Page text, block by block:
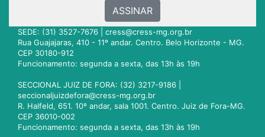
ASSINAR
SEDE: (31) 3527-7676 | cress@cress-mg.org.br
Rua Guajajaras, 410 - 11º andar. Centro. Belo Horizonte - MG.
CEP 30180-912
Funcionamento: segunda a sexta, das 13h às 19h
SECCIONAL JUIZ DE FORA: (32) 3217-9186 |
seccionaljuizdefora@cress-mg.org.br
R. Halfeld, 651. 10º andar, sala 1001. Centro. Juiz de Fora-MG.
CEP 36010-002
Funcionamento: segunda a sexta, das 13h às 19h